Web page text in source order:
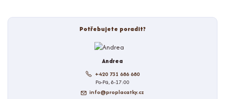
Potřebujete poradit?
Andrea
+420 731 686 680
Po-Pá, 8-17:00
info@proplacatky.cz